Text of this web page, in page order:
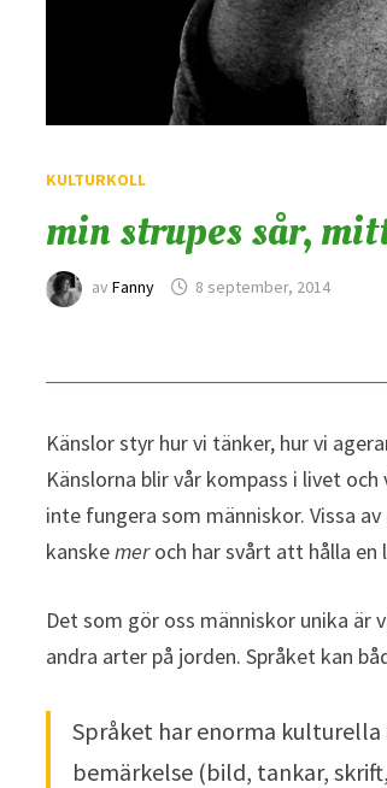
KULTURKOLL
min strupes sår,
avFanny 8 september, 2014
Känslor styr hur vi tänker, hur vi
Känslorna blir vår kompass i livet
inte fungera som människor. Vissa
kanskemeroch har svårt att hålla en
Det som gör oss människor unika är
andra arter på jorden. Språket kan
Språket har enorma kulturella
bemärkelse (bild, tankar,